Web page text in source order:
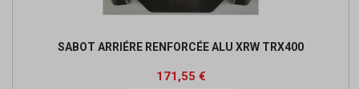
SABOT ARRIÉRE RENFORCÉE ALU XRW TRX400
Prix
171,55 €Prix